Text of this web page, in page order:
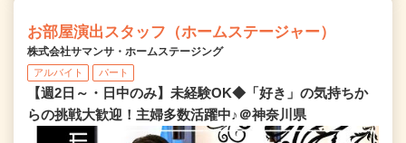
お部屋演出スタッフ（ホームステージャー）
株式会社サマンサ・ホームステージング
アルバイト パート
【週2日～・日中のみ】未経験OK◆「好き」の気持ちか
らの挑戦大歓迎！主婦多数活躍中♪＠神奈川県